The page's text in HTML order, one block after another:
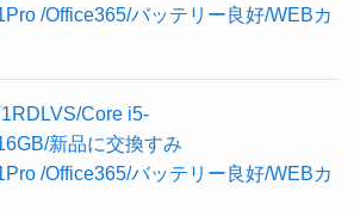
/Office365/バッテリー良好/WEBカ
Core i5-
新品に交換すみ
/Office365/バッテリー良好/WEBカ